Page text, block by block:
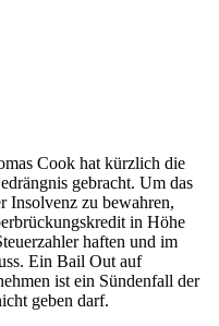
Cook hat kürzlich die
gebracht. Um das
Insolvenz zu bewahren,
in Höhe
haften und im
Ein Bail Out auf
ist ein Sündenfall der
geben darf.